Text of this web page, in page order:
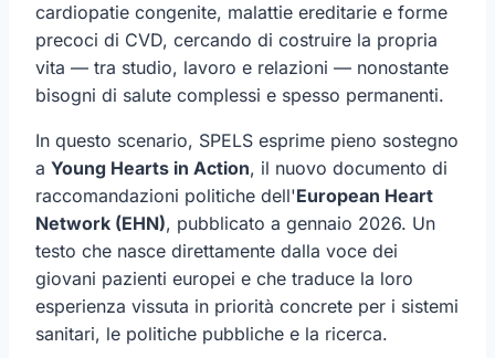
cardiopatie congenite, malattie ereditarie e forme
precoci di CVD, cercando di costruire la propria
vita — tra studio, lavoro e relazioni — nonostante
bisogni di salute complessi e spesso permanenti.
In questo scenario, SPELS esprime pieno sostegno
a Young Hearts in Action, il nuovo documento di
raccomandazioni politiche dell'European Heart
Network (EHN), pubblicato a gennaio 2026. Un
testo che nasce direttamente dalla voce dei
giovani pazienti europei e che traduce la loro
esperienza vissuta in priorità concrete per i sistemi
sanitari, le politiche pubbliche e la ricerca.